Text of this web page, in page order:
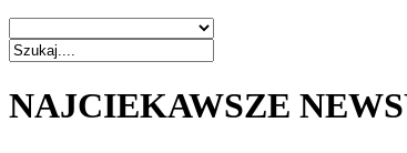
NAJCIEKAWSZE